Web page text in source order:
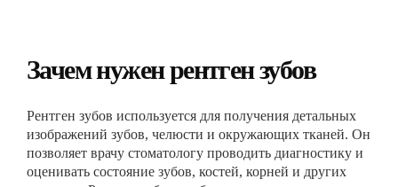
Зачем нужен рентген зубов
Рентген зубов используется для получения детальных
изображений зубов, челюсти и окружающих тканей. Он
позволяет врачу стоматологу проводить диагностику и
оценивать состояние зубов, костей, корней и других